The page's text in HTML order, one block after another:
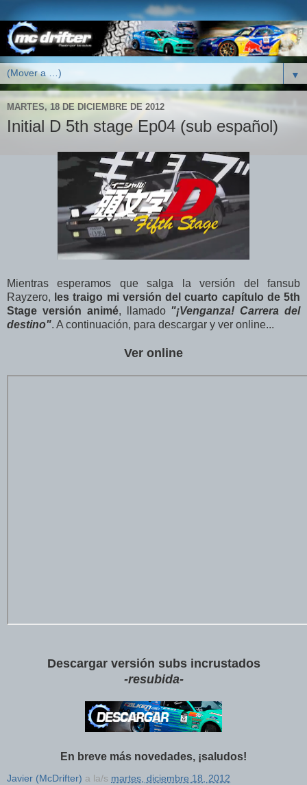
▼
MARTES, 18 DE DICIEMBRE DE 2012
Initial D 5th stage Ep04 (sub español)
Mientras esperamos que salga la versión del fansub
Rayzero, les traigo mi versión del cuarto capítulo de 5th
Stage versión animé, llamado "¡Venganza! Carrera del
destino". A continuación, para descargar y ver online...
Ver online
Descargar versión subs incrustados
-resubida-
En breve más novedades, ¡saludos!
Javier (McDrifter) a la/s martes, diciembre 18, 2012